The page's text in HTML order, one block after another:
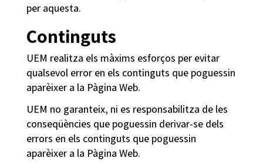
per aquesta.
Continguts
UEM realitza els màxims esforços per evitar
qualsevol error en els continguts que poguessin
aparèixer a la Pàgina Web.
UEM no garanteix, ni es responsabilitza de les
conseqüències que poguessin derivar-se dels
errors en els continguts que poguessin
aparèixer a la Pàgina Web.